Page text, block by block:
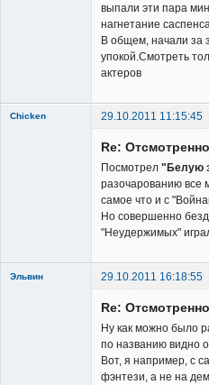
выпали эти пара
нагнетание
В общем, начали за
упокой.Смотреть
актеров
Chicken
29.10.2011 11:15:45
Re:
Посмотрел "Белую
разочарованию все
самое что и с
Но совершенно
"Неудержимых"
Эльвин 29.10.2011 16:18:55
Re:
Ну как можно было
по названию видно
Вот, я например, с
фэнтези, а не на